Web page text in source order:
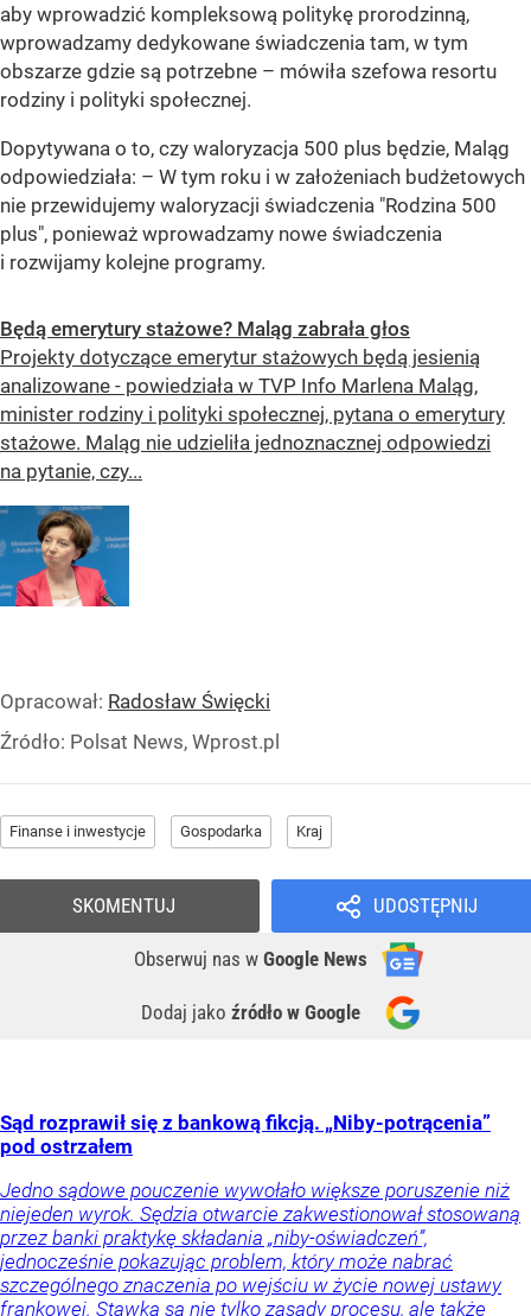
aby wprowadzić kompleksową politykę prorodzinną,
wprowadzamy dedykowane świadczenia tam, w tym
obszarze gdzie są potrzebne – mówiła szefowa resortu
rodziny i polityki społecznej.
Dopytywana o to, czy waloryzacja 500 plus będzie, Maląg
odpowiedziała: – W tym roku i w założeniach budżetowych
nie przewidujemy waloryzacji świadczenia "Rodzina 500
plus", ponieważ wprowadzamy nowe świadczenia
i rozwijamy kolejne programy.
Będą emerytury stażowe? Maląg zabrała głos
Projekty dotyczące emerytur stażowych będą jesienią
analizowane - powiedziała w TVP Info Marlena Maląg,
minister rodziny i polityki społecznej, pytana o emerytury
stażowe. Maląg nie udzieliła jednoznacznej odpowiedzi
na pytanie, czy...
Opracował: Radosław Święcki
Źródło: Polsat News, Wprost.pl
Finanse i inwestycje Gospodarka Kraj
UDOSTĘPNIJ
Obserwuj nas w Google News
Dodaj jako źródło w Google
SKOMENTUJ
Sąd rozprawił się z bankową fikcją. „Niby-potrącenia”
pod ostrzałem
Jedno sądowe pouczenie wywołało większe poruszenie niż
niejeden wyrok. Sędzia otwarcie zakwestionował stosowaną
przez banki praktykę składania „niby-oświadczeń”,
jednocześnie pokazując problem, który może nabrać
szczególnego znaczenia po wejściu w życie nowej ustawy
frankowej. Stawką są nie tylko zasady procesu, ale także